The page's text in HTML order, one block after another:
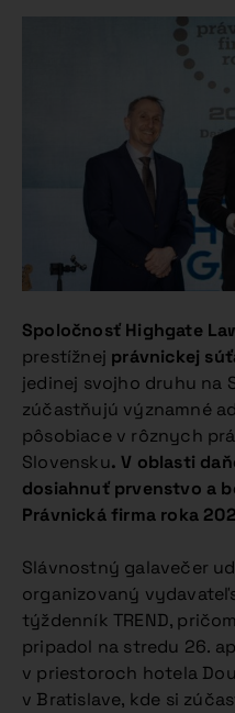
Spoločnosť Highgate
prestížnej právnickej
jedinej svojho druhu na
zúčastňujú významné
pôsobiace v rôznych
Slovensku. V oblasti
dosiahnuť prvenstvo a
Právnická firma roka
Slávnostný galavečer
organizovaný
týždenník TREND,
pripadol na stredu 26.
v priestoroch hotela
v Bratislave, kde si